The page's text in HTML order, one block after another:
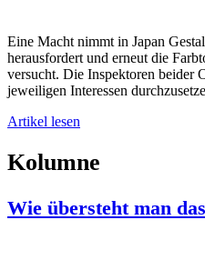
Eine Macht nimmt in Japan
herausfordert und erneut die
versucht. Die Inspektoren beider
jeweiligen Interessen
Artikel lesen
Kolumne
Wie übersteht man